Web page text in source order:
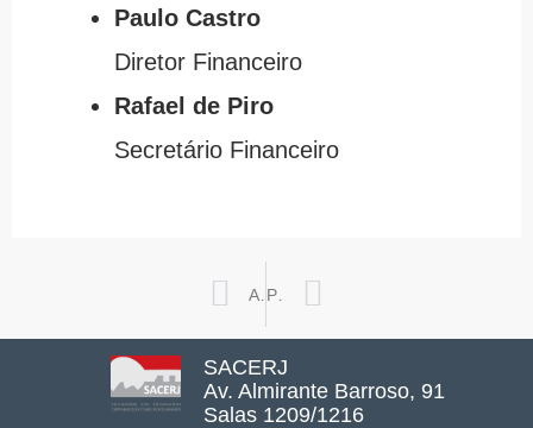
Paulo Castro
Diretor Financeiro
Rafael de Piro
Secretário Financeiro
Prev
ANTERIOR
SACERJ
Av. Almirante Barroso, 91
Salas 1209/1216